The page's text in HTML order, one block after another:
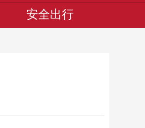
安全出行